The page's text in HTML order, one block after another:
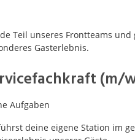
Reinigung
Berufe, Kundendienst,
Mechanik, Elektronik, Optik, Textil
Rettung, Polizei, Zoll
Teil unseres Frontteams
Gasterlebnis.
(m/
Aufgaben
deine eigene Station im